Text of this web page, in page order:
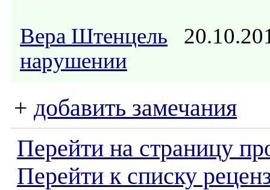
Вера Штенцель
нарушении
+ добавить замечания
Перейти на страницу
Перейти к списку